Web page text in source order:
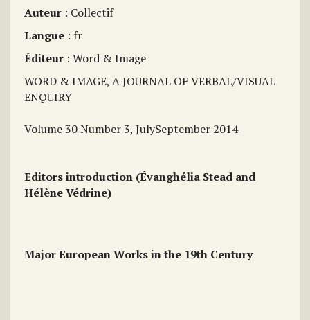
Auteur : Collectif
Langue : fr
Éditeur : Word & Image
WORD & IMAGE, A JOURNAL OF VERBAL/VISUAL
ENQUIRY
Volume 30 Number 3, JulySeptember 2014
Editors introduction (Évanghélia Stead and
Hélène Védrine)
Major European Works in the 19th Century